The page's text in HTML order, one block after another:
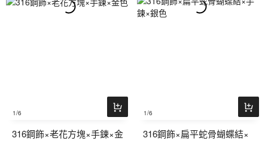
1/6
316鋼飾×老花方塊×手鍊×金
1/6
316鋼飾×扁平蛇骨蝴蝶結×